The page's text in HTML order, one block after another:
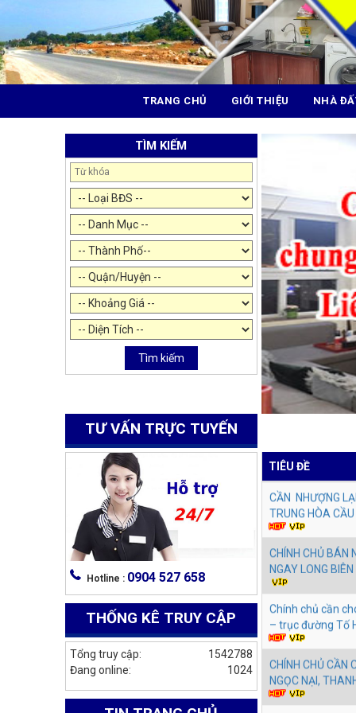
TRANG CHỦ GIỚI THIỆU NHÀ
TÌM KIẾM
Tìm kiếm
TƯ VẤN TRỰC TUYẾN
Hotline : 0904 527 658
THỐNG KÊ TRUY CẬP
1542788
Tổng truy cập:
1024
Đang online:
TIÊU ĐỀ
CHÍNH CHỦ
NAM TỪ LIÊM
CHÍNH CHỦ
HAI BÀ TRƯNG,
CẦN NHƯỢNG
TRUNG HÒA
CHÍNH CHỦ BÁN
NGAY LONG BIÊN
Chính chủ cần
– trục đường Tố
CHÍNH CHỦ CẦN
NGỌC NẠI,
CHO THUÊ NHÀ
NGÃ TƯ SỞ
Chính chủ cần
Khương Hạ,